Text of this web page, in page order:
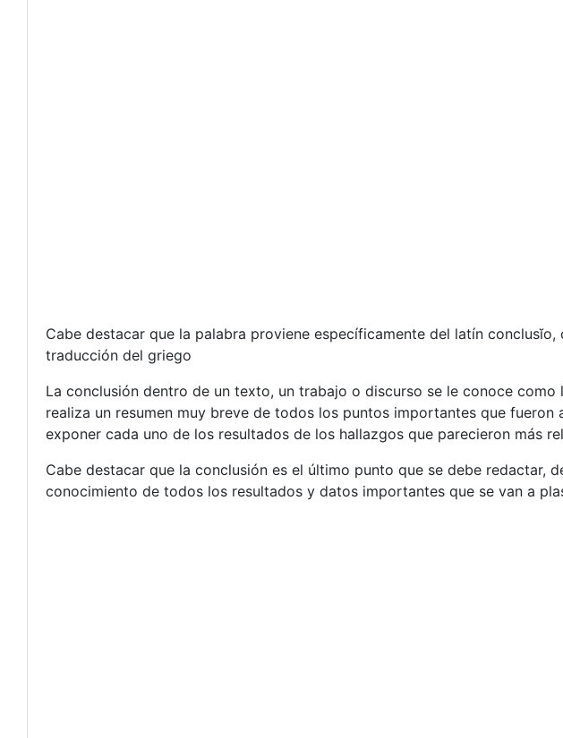
Cabe destacar que la palabra proviene específicamente del latín
traducción del griego
La conclusión dentro de un texto, un trabajo o discurso se le conoce
realiza un resumen muy breve de todos los puntos importantes que
exponer cada uno de los resultados de los hallazgos que parecieron más
Cabe destacar que la conclusión es el último punto que se debe redactar,
conocimiento de todos los resultados y datos importantes que se van a